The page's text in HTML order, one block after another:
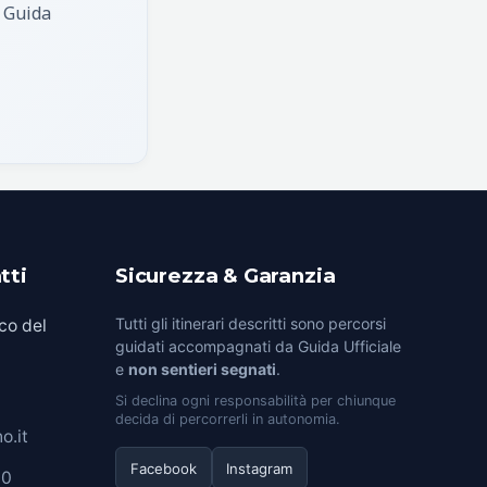
Guida
del
Sicurezza & Garanzia
Tutti gli itinerari descritti sono percorsi
guidati accompagnati da Guida Ufficiale
e non sentieri segnati.
Si declina ogni responsabilità per chiunque
decida di percorrerli in autonomia.
Facebook Instagram